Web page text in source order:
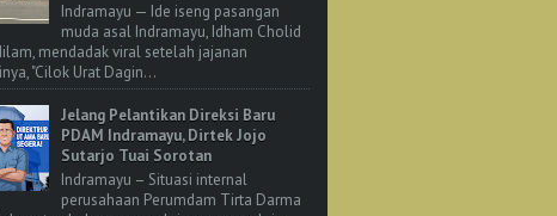
Indramayu — Ide iseng pasangan
muda asal Indramayu, Idham Cholid
mendadak viral setelah jajanan
"Cilok Urat Dagin...
Jelang Pelantikan Direksi Baru
PDAM Indramayu, Dirtek Jojo
Sutarjo Tuai Sorotan
Indramayu – Situasi internal
perusahaan Perumdam Tirta Darma